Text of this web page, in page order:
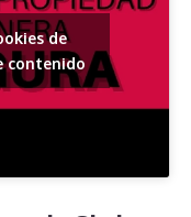
de
contenido